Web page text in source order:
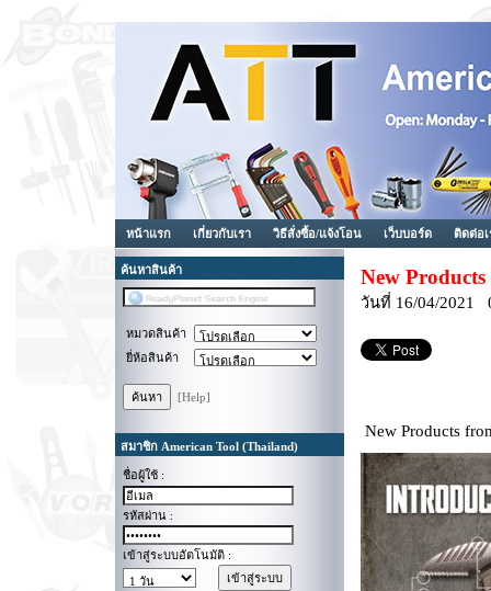
หน้าแรก เกี่ยวกับเรา วิธีสั่งซื้อ/แจ้งโอน เว็บบอร์ด ติดต่อเ
ค้นหาสินค้า
หมวดสินค้า
ยี่ห้อสินค้า
[Help]
สมาชิก American Tool (Thailand)
ชื่อผู้ใช้ :
รหัสผ่าน :
เข้าสู่ระบบอัตโนมัติ :
New
วันที่ 16/04/2021
New Products